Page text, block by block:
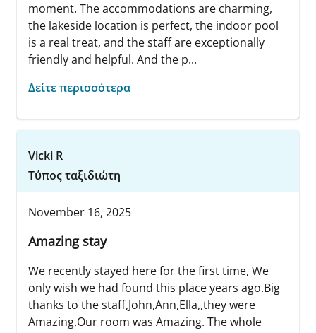
moment. The accommodations are charming,
the lakeside location is perfect, the indoor pool
is a real treat, and the staff are exceptionally
friendly and helpful. And the p...
Δείτε περισσότερα
Vicki R
Τύπος ταξιδιώτη
November 16, 2025
Amazing stay
We recently stayed here for the first time, We
only wish we had found this place years ago.Big
thanks to the staff,John,Ann,Ella,,they were
Amazing.Our room was Amazing. The whole